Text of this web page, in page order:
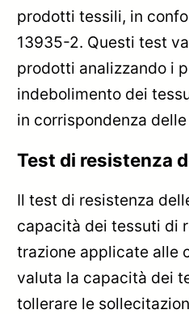
prodotti tessili, in
13935-2. Questi test
prodotti analizzando i
indebolimento dei
in corrispondenza
Test di resistenza
Il test di resistenza
capacità dei tessuti di
trazione applicate alle
valuta la capacità dei
tollerare le